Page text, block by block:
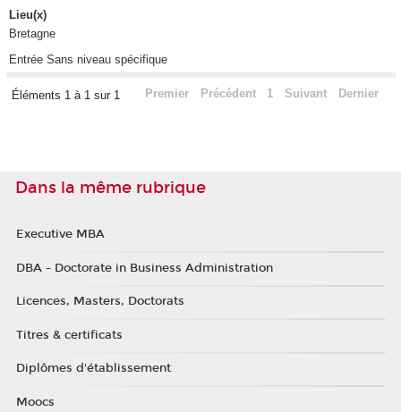
Lieu(x)
Bretagne
Entrée Sans niveau spécifique
Éléments 1 à 1 sur 1 Premier Précédent 1 Suivant Dernier
Dans la même rubrique
Executive MBA
DBA - Doctorate in Business Administration
Licences, Masters, Doctorats
Titres & certificats
Diplômes d'établissement
Moocs